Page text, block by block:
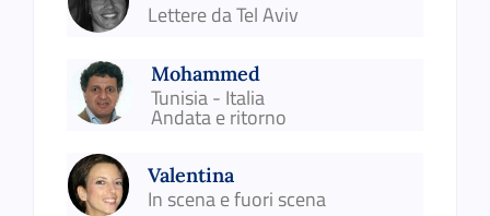
Lettere da Tel Aviv
Mohammed
Tunisia - Italia
Andata e ritorno
Valentina
In scena e fuori scena